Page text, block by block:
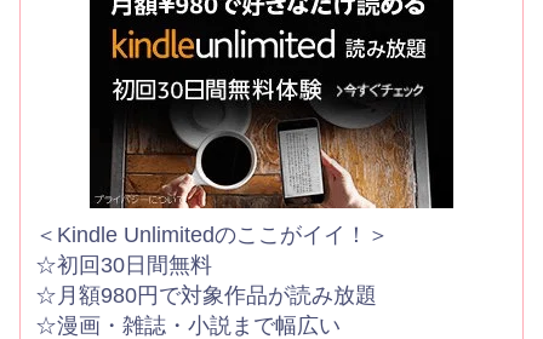
＜Kindle Unlimitedのここがイイ！＞
☆初回30日間無料
☆月額980円で対象作品が読み放題
☆漫画・雑誌・小説まで幅広い